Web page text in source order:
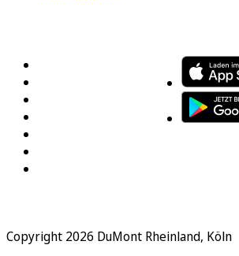
Copyright 2026 DuMont Rheinland, Köln